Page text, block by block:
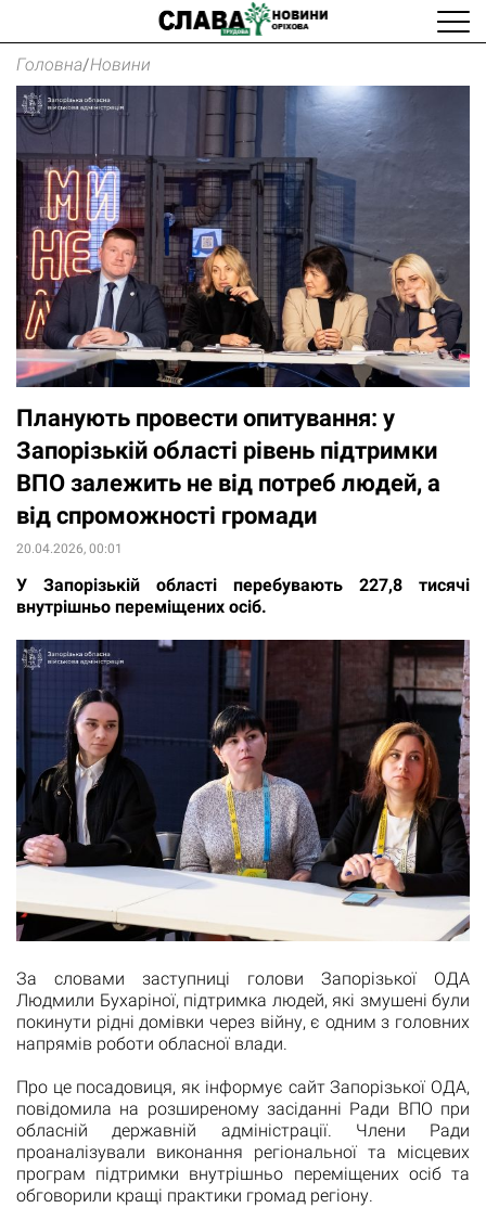
Головна/Новини
Планують провести опитування: у
Запорізькій області рівень підтримки
ВПО залежить не від потреб людей, а
від спроможності громади
20.04.2026, 00:01
У Запорізькій області перебувають 227,8 тисячі
внутрішньо переміщених осіб.
За словами заступниці голови Запорізької ОДА
Людмили Бухаріної, підтримка людей, які змушені були
покинути рідні домівки через війну, є одним з головних
напрямів роботи обласної влади.
Про це посадовиця, як інформує сайт Запорізької ОДА,
повідомила на розширеному засіданні Ради ВПО при
обласній державній адміністрації. Члени Ради
проаналізували виконання регіональної та місцевих
програм підтримки внутрішньо переміщених осіб та
обговорили кращі практики громад регіону.